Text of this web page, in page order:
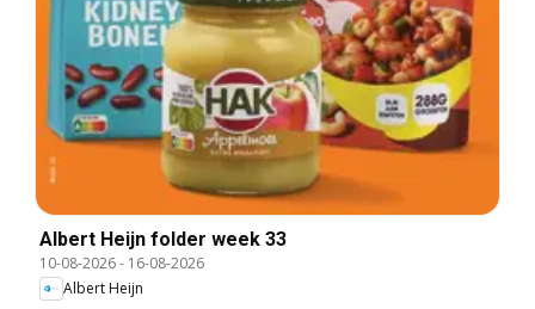
Albert Heijn folder week 33
10-08-2026- 16-08-2026
Albert Heijn